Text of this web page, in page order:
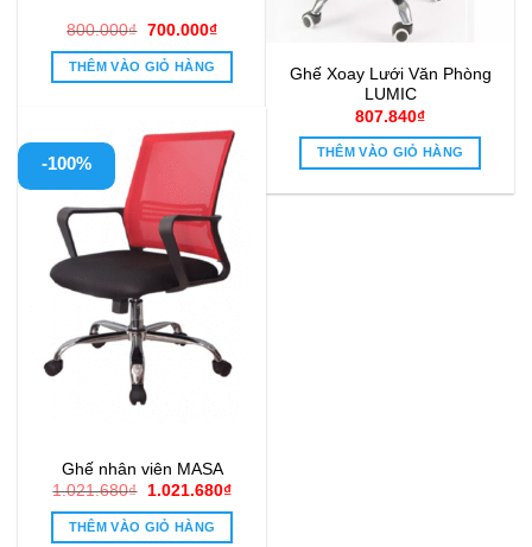
800.000₫ Giá
là:
800.000₫.
700.000₫Giá
THÊM VÀO GIỎ HÀNG
Ghế Xoay Lưới Văn Phòng
LUMIC
807.840₫
THÊM VÀO GIỎ HÀNG
-100%
Ghế nhân viên MASA
1.021.680₫
Giá
là:
1.021.680₫.
1.021.680₫Giá
THÊM VÀO GIỎ HÀNG